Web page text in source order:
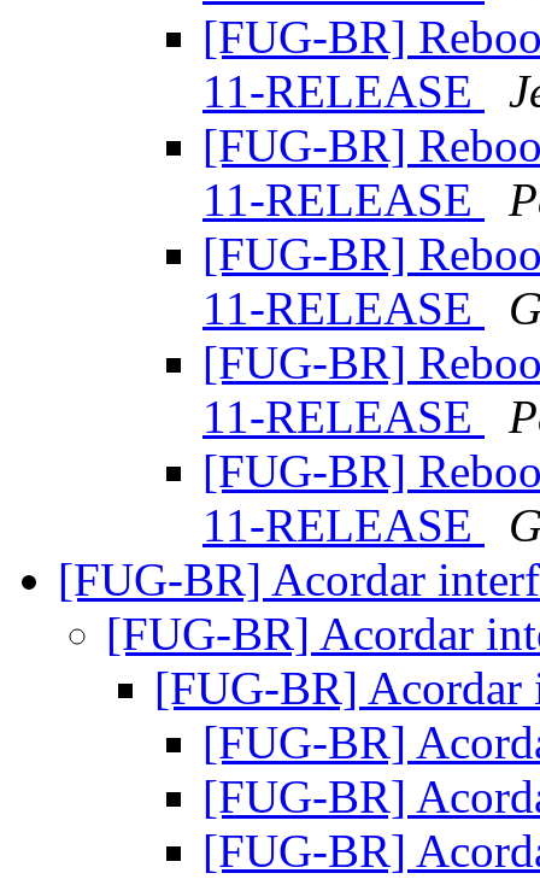
[FUG-BR]
11-RELEASE
[FUG-BR]
11-RELEASE
[FUG-BR]
11-RELEASE
[FUG-BR]
11-RELEASE
[FUG-BR]
11-RELEASE
[FUG-BR] Acordar
[FUG-BR] Acordar
[FUG-BR] Acordar
[FUG-BR]
[FUG-BR]
[FUG-BR]